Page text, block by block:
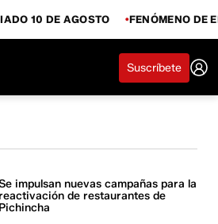
10 DE AGOSTO FENÓMENO DE
Suscríbete
impulsan nuevas campañas para la
reactivación de restaurantes de
Pichincha